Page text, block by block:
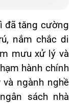
đã tăng cường
nắm chắc di
mưu xử lý và
hành chính
ngành nghề
sách nhà